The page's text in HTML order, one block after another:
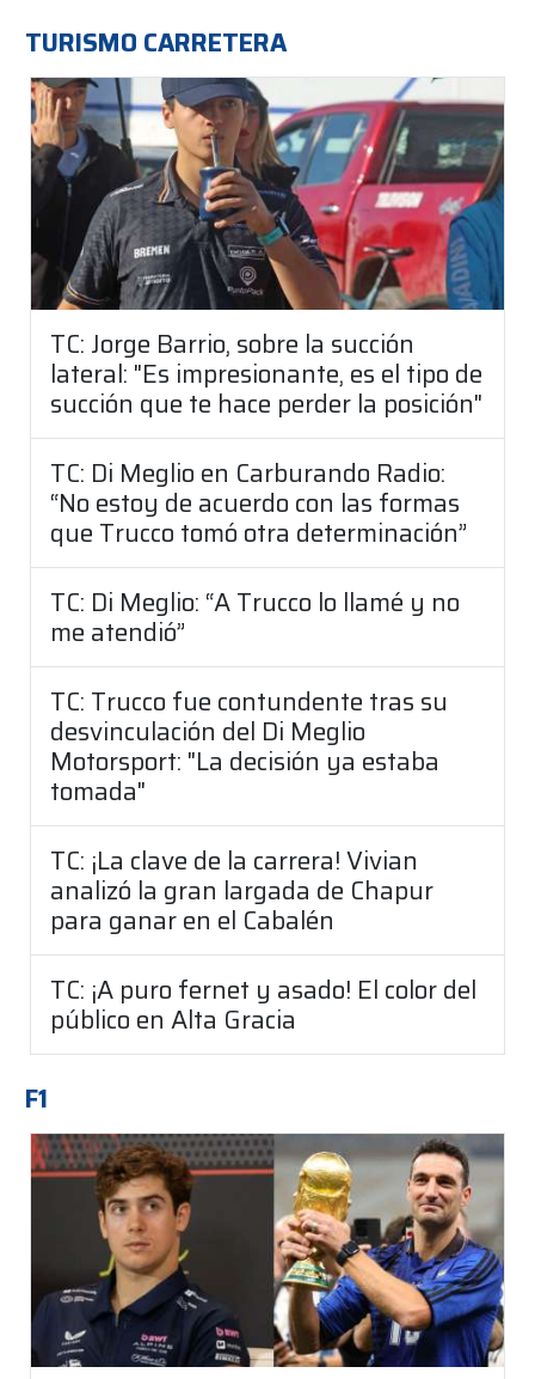
TURISMO CARRETERA
TC: Jorge Barrio, sobre la succión
lateral: "Es impresionante, es el tipo de
succión que te hace perder la posición"
TC: Di Meglio en Carburando Radio:
“No estoy de acuerdo con las formas
que Trucco tomó otra determinación”
TC: Di Meglio: “A Trucco lo llamé y no
me atendió”
TC: Trucco fue contundente tras su
desvinculación del Di Meglio
Motorsport: "La decisión ya estaba
tomada"
TC: ¡La clave de la carrera! Vivian
analizó la gran largada de Chapur
para ganar en el Cabalén
TC: ¡A puro fernet y asado! El color del
público en Alta Gracia
F1